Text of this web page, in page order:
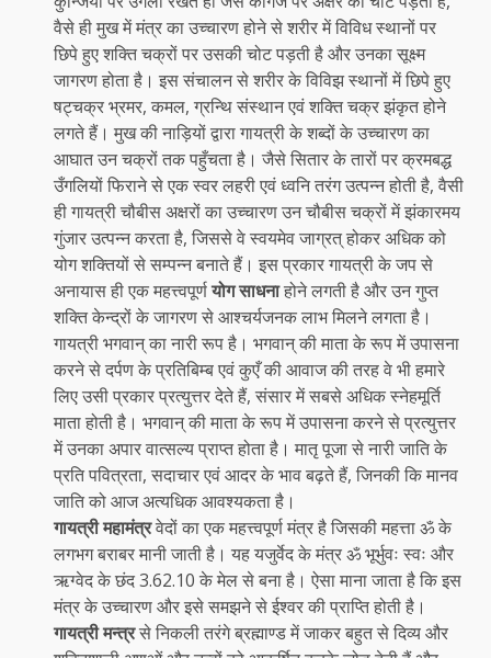
वैसे ही मुख में मंत्र का उच्चारण होने से शरीर में विविध स्थानों पर
छिपे हुए शक्ति चक्रों पर उसकी चोट पड़ती है और उनका सूक्ष्म
जागरण होता है। इस संचालन से शरीर के विविझ स्थानों में छिपे हुए
षट्चक्र भ्रमर, कमल, ग्रन्थि संस्थान एवं शक्ति चक्र झंकृत होने
लगते हैं। मुख की नाड़ियों द्वारा गायत्री के शब्दों के उच्चारण का
आघात उन चक्रों तक पहुँचता है। जैसे सितार के तारों पर क्रमबद्ध
उँगलियों फिराने से एक स्वर लहरी एवं ध्वनि तरंग उत्पन्न होती है, वैसी
ही गायत्री चौबीस अक्षरों का उच्चारण उन चौबीस चक्रों में झंकारमय
गुंजार उत्पन्न करता है, जिससे वे स्वयमेव जाग्रत् होकर अधिक को
योग शक्तियों से सम्पन्न बनाते हैं। इस प्रकार गायत्री के जप से
अनायास ही एक महत्त्वपूर्णयोग साधनाहोने लगती है और उन गुप्त
शक्ति केन्द्रों के जागरण से आश्चर्यजनक लाभ मिलने लगता है।
गायत्री भगवान् का नारी रूप है। भगवान् की माता के रूप में उपासना
करने से दर्पण के प्रतिबिम्ब एवं कुएँ की आवाज की तरह वे भी हमारे
लिए उसी प्रकार प्रत्युत्तर देते हैं, संसार में सबसे अधिक स्नेहमूर्ति
माता होती है। भगवान् की माता के रूप में उपासना करने से प्रत्युत्तर
में उनका अपार वात्सल्य प्राप्त होता है। मातृ पूजा से नारी जाति के
प्रति पवित्रता, सदाचार एवं आदर के भाव बढ़ते हैं, जिनकी कि मानव
जाति को आज अत्यधिक आवश्यकता है।
गायत्री महामंत्रवेदों का एक महत्त्वपूर्ण मंत्र है जिसकी महत्ता ॐ के
लगभग बराबर मानी जाती है। यह यजुर्वेद के मंत्र ॐ भूर्भुवः स्वः और
ऋग्वेद के छंद 3.62.10 के मेल से बना है। ऐसा माना जाता है कि इस
मंत्र के उच्चारण और इसे समझने से ईश्वर की प्राप्ति होती है।
गायत्री मन्त्रसे निकली तरंगे ब्रह्माण्ड में जाकर बहुत से दिव्य और